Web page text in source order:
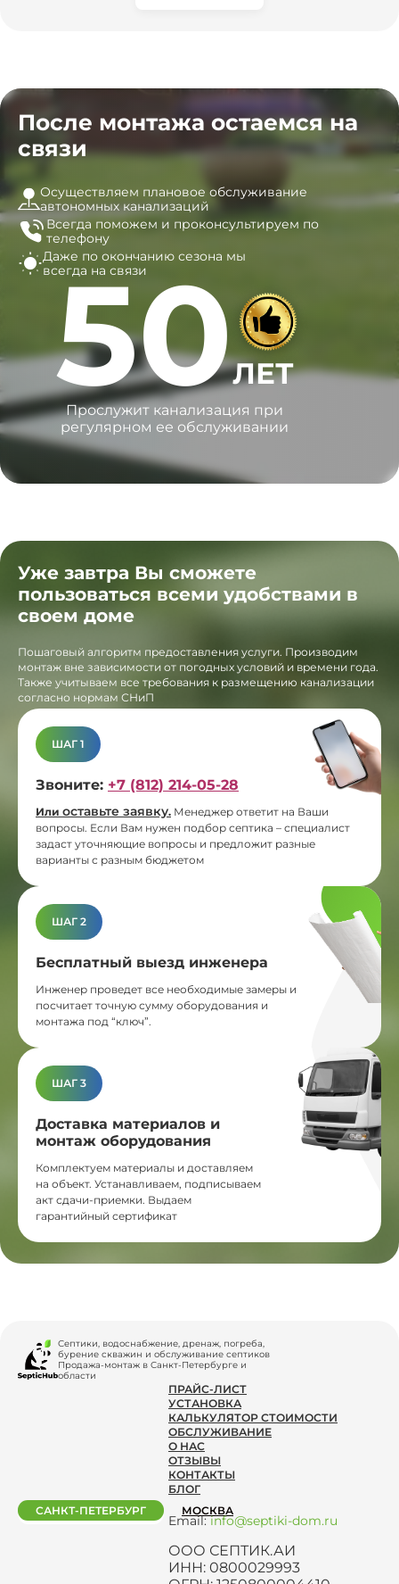
После монтажа остаемся на
связи
Осуществляем плановое обслуживание
автономных канализаций
Всегда поможем и проконсультируем по
телефону
Даже по окончанию сезона мы
всегда на связи
50ЛЕТ
Прослужит канализация при
регулярном ее обслуживании
Уже завтра Вы сможете
пользоваться всеми удобствами в
своем доме
Пошаговый алгоритм предоставления услуги. Производим
монтаж вне зависимости от погодных условий и времени года.
Также учитываем все требования к размещению канализации
согласно нормам СНиП
ШАГ 1
Звоните: +7 (812) 214-05-28
Или оставьте заявку. Менеджер ответит на Ваши
вопросы. Если Вам нужен подбор септика – специалист
задаст уточняющие вопросы и предложит разные
варианты с разным бюджетом
ШАГ 2
Бесплатный выезд инженера
Инженер проведет все необходимые замеры и
посчитает точную сумму оборудования и
монтажа под “ключ”.
ШАГ 3
Доставка материалов и
монтаж оборудования
Комплектуем материалы и доставляем
на объект. Устанавливаем, подписываем
акт сдачи-приемки. Выдаем
гарантийный сертификат
Септики, водоснабжение, дренаж, погреба,
бурение скважин и обслуживание септиков
Продажа-монтаж в Санкт-Петербурге и
области
ПРАЙС-ЛИСТ
УСТАНОВКА
КАЛЬКУЛЯТОР СТОИМОСТИ
ОБСЛУЖИВАНИЕ
О НАС
ОТЗЫВЫ
КОНТАКТЫ
БЛОГ
Email:info@septiki-dom.ru
ООО СЕПТИК.АИ
ИНН: 0800029993
САНКТ-ПЕТЕРБУРГ МОСКВА